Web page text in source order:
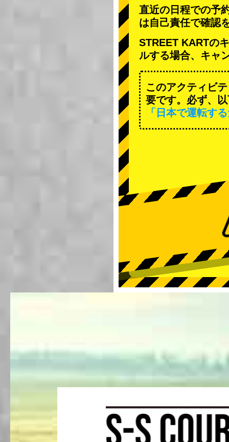
直近の日程での予
は自己責任で確認
STREET KARTの
ルする場合、キャ
このアクティビ
要です。必ず、
「日本で運転す